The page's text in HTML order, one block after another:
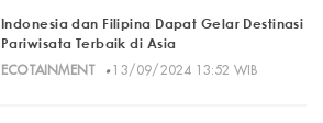
Indonesia dan Filipina Dapat Gelar Destinasi
Pariwisata Terbaik di Asia
ECOTAINMENT
· 13/09/2024 13:52 WIB